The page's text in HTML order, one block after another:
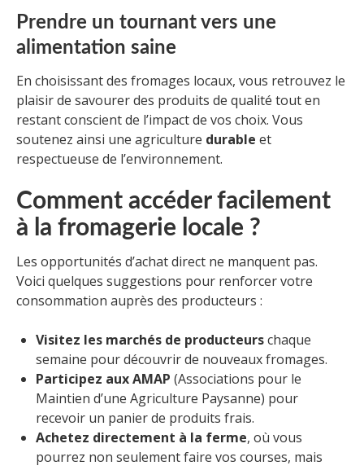
Prendre un tournant vers une
alimentation saine
En choisissant des fromages locaux, vous retrouvez le
plaisir de savourer des produits de qualité tout en
restant conscient de l’impact de vos choix. Vous
soutenez ainsi une agriculture durable et
respectueuse de l’environnement.
Comment accéder facilement
à la fromagerie locale ?
Les opportunités d’achat direct ne manquent pas.
Voici quelques suggestions pour renforcer votre
consommation auprès des producteurs :
Visitez les marchés de producteurschaque
semaine pour découvrir de nouveaux fromages.
Participez aux AMAP (Associations pour le
Maintien d’une Agriculture Paysanne) pour
recevoir un panier de produits frais.
Achetez directement à la ferme, où vous
pourrez non seulement faire vos courses, mais